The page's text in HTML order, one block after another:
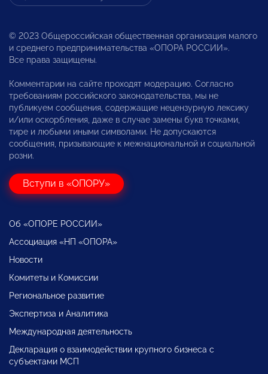
© 2023 Общероссийская общественная организация малого
и среднего предпринимательства «ОПОРА РОССИИ».
Все права защищены.
Комментарии на сайте проходят модерацию. Согласно
требованиям российского законодательства, мы не
публикуем сообщения, содержащие нецензурную лексику
и/или оскорбления, даже в случае замены букв точками,
тире и любыми иными символами. Не допускаются
сообщения, призывающие к межнациональной и социальной
розни.
Вступи в «ОПОРУ»
Об «ОПОРЕ РОССИИ»
Ассоциация «НП «ОПОРА»
Новости
Комитеты и Комиссии
Региональное развитие
Экспертиза и Аналитика
Международная деятельность
Декларация о взаимодействии крупного бизнеса с
субъектами МСП